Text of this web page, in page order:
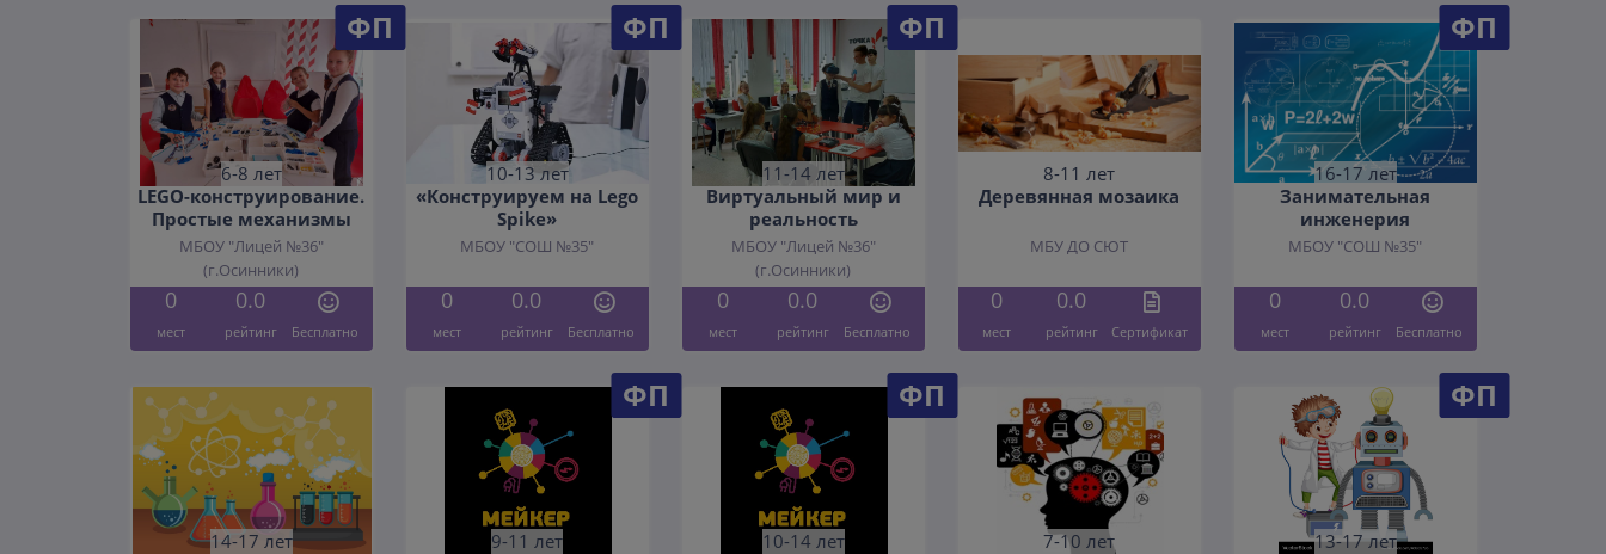
ФП
6-8 лет
LEGO-конструирование.
Простые механизмы
МБОУ "Лицей №36"
(г.Осинники)
0 0.0
мест рейтинг Бесплатно
ФП
10-13 лет
«Конструируем на Lego
Spike»
МБОУ "СОШ №35"
0 0.0
мест рейтинг Бесплатно
ФП
11-14 лет
Виртуальный мир и
реальность
МБОУ "Лицей №36"
(г.Осинники)
0 0.0
мест рейтинг Бесплатно
8-11 лет
Деревянная мозаика
МБУ ДО СЮТ
0 0.0
мест рейтинг Cертификат
ФП
16-17 лет
Занимательная
инженерия
МБОУ "СОШ №35"
0 0.0
мест рейтинг Бесплатно
14-17 лет
ФП
9-11 лет
ФП
10-14 лет 7-10 лет
ФП
13-17 лет